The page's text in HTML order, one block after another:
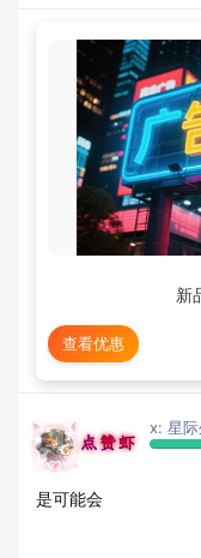
新
查看优惠
点赞虾
x: 星
是可能会